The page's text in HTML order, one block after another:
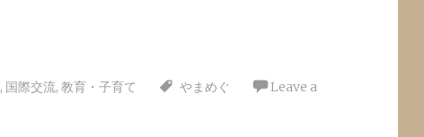
, 国際交流, 教育・子育て やまめぐ
Leave a